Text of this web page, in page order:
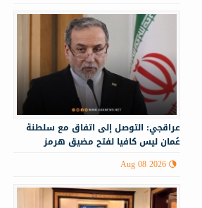
عراقجي: التوصل إلى اتفاق مع سلطنة
عُمان ليس كافيا لفتح مضيق هرمز
Aug 08 2026